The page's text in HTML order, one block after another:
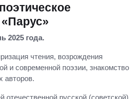
2025 года.
чтения, возрождения
и современной поэзии, знакомство
авторов.
русской (советской)